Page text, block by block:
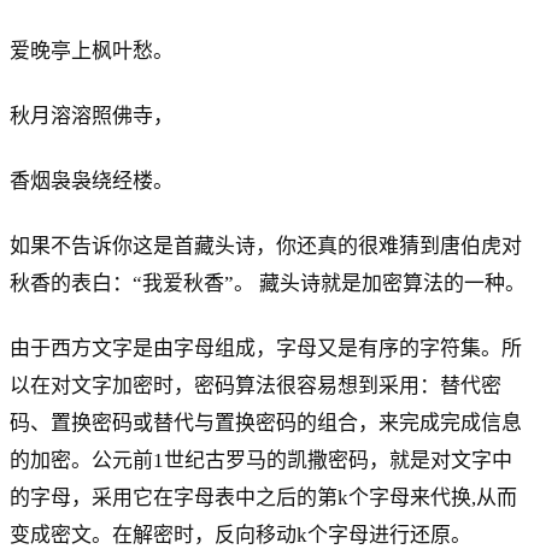
爱晚亭上枫叶愁。
秋月溶溶照佛寺，
香烟袅袅绕经楼。
如果不告诉你这是首藏头诗，你还真的很难猜到唐伯虎对
秋香的表白：“我爱秋香”。 藏头诗就是加密算法的一种。
由于西方文字是由字母组成，字母又是有序的字符集。所
以在对文字加密时，密码算法很容易想到采用：替代密
码、置换密码或替代与置换密码的组合，来完成完成信息
的加密。公元前1世纪古罗马的凯撒密码，就是对文字中
的字母，采用它在字母表中之后的第k个字母来代换,从而
变成密文。在解密时，反向移动k个字母进行还原。